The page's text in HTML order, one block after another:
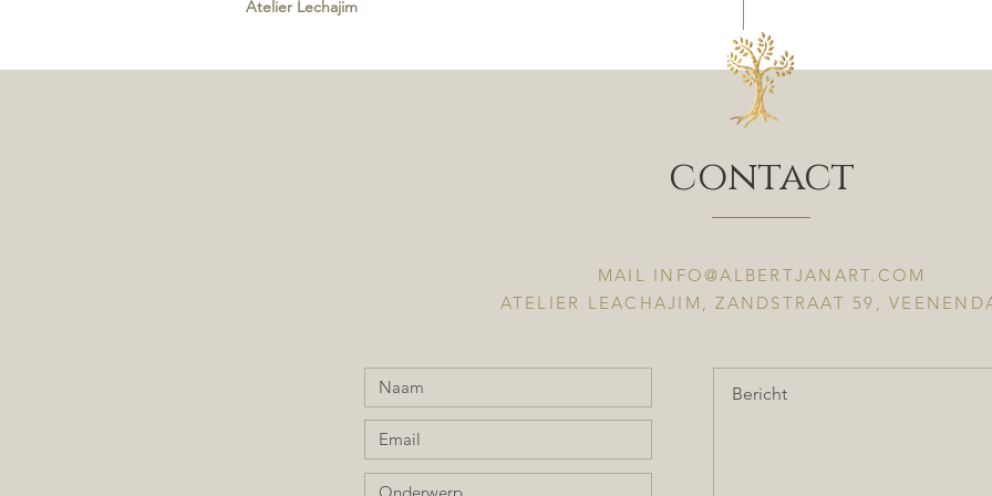
Atelier Lechajim
contact
MAIL INFO@ALBERTJANART.COM
ATELIER LEACHAJIM, ZANDSTRAAT 59,